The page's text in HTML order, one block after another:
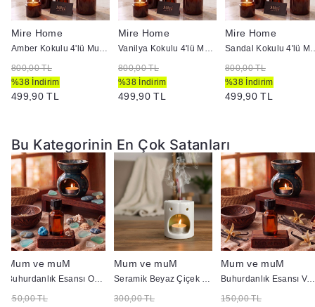
Mire Home
Amber Kokulu 4'lü Mum ve Ortam Kokusu Seti 100 ml
800,00 TL
%38 İndirim
499,90 TL
Mire Home
Vanilya Kokulu 4'lü Mum ve Ortam Kokusu Seti 100 ml
800,00 TL
%38 İndirim
499,90 TL
Mire Home
Sandal Kokulu 4'lü
800,00 TL
%38 İndirim
499,90 TL
Bu Kategorinin En Çok Satanları
Mum ve muM
Buhurdanlık Esansı Okyanus 10 cc
150,00 TL
Mum ve muM
Seramik Beyaz Çiçek Model Buhurdanlık
300,00 TL
Mum ve muM
Buhurdanlık Esansı Vanilya 10 cc
150,00 TL